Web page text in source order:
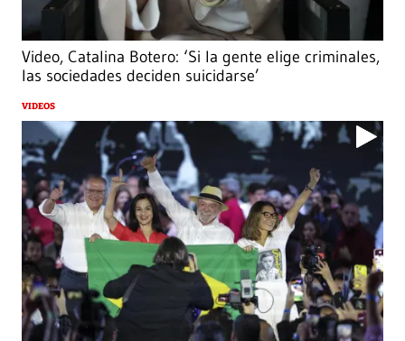
Video, Catalina Botero: ‘Si la gente elige criminales,
las sociedades deciden suicidarse’
VIDEOS